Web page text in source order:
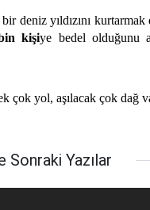
deniz yıldızını kurtarmak
kişiye bedel olduğunu
çok yol, aşılacak çok dağ
Sonraki Yazılar